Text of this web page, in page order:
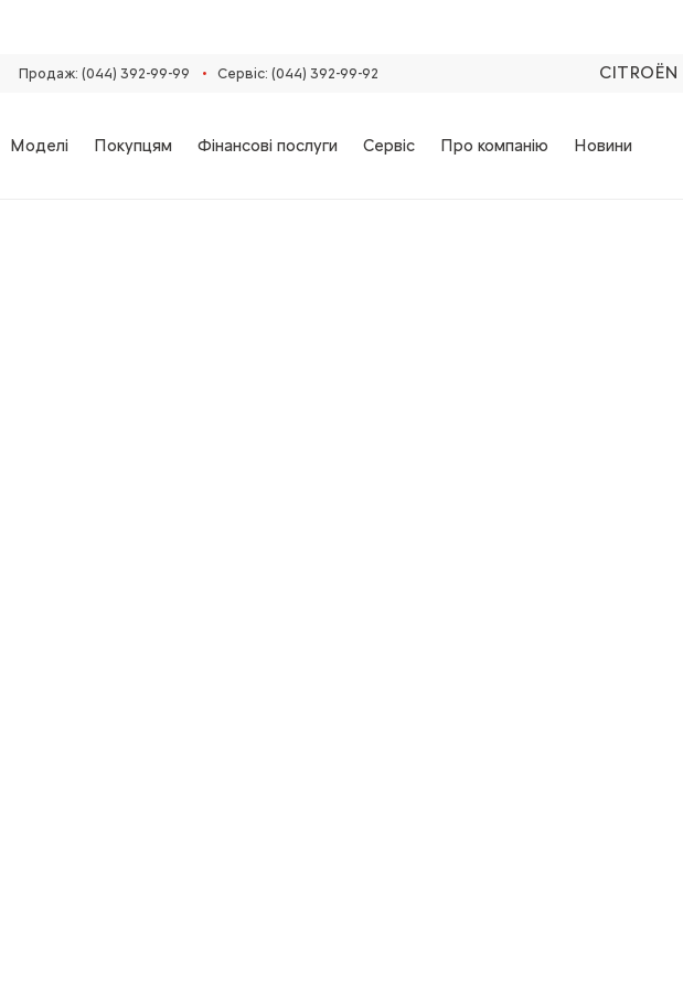
Продаж: (044) 392-99-99 • Сервіс: (044) 392-99-92 CITROËN
Моделі Покупцям Фінансові послуги Сервіс Про компанію Новини